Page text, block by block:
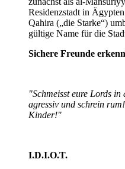
Residenzstadt in
Qahira („die Starke“)
gültige Name für die
Sichere Freunde
"Schmeisst eure Lords
agressiv und schrein
Kinder!"
I.D.I.O.T.